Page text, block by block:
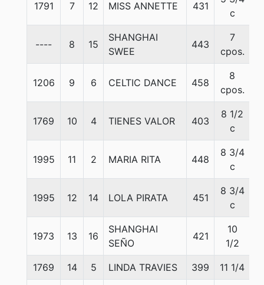
1791 7 12 MISS ANNETTE 431
c
---- 8 15
SHANGHAI
SWEE
443
7
cpos.
1206 9 6 CELTIC DANCE 458
8
cpos.
1769 10 4 TIENES VALOR 403
8 1/2
c
1995 11 2 MARIA RITA 448
8 3/4
c
1995 12 14 LOLA PIRATA 451
8 3/4
c
1973 13 16
SHANGHAI
SEÑO
421
10
1/2
1769 14 5 LINDA TRAVIES 399 11 1/4